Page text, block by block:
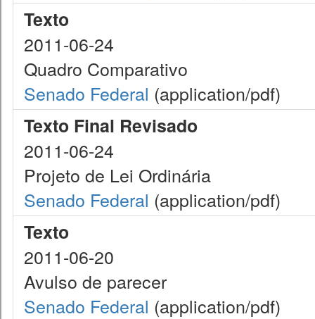
Texto
2011-06-24
Quadro Comparativo
Senado Federal (application/pdf)
Texto Final Revisado
2011-06-24
Projeto de Lei Ordinária
Senado Federal (application/pdf)
Texto
2011-06-20
Avulso de parecer
Senado Federal (application/pdf)